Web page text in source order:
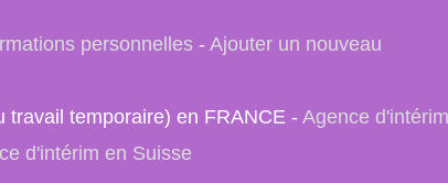
personnelles- Ajouter un nouveau
travail temporaire) en FRANCE - Agence
d'intérim en Suisse